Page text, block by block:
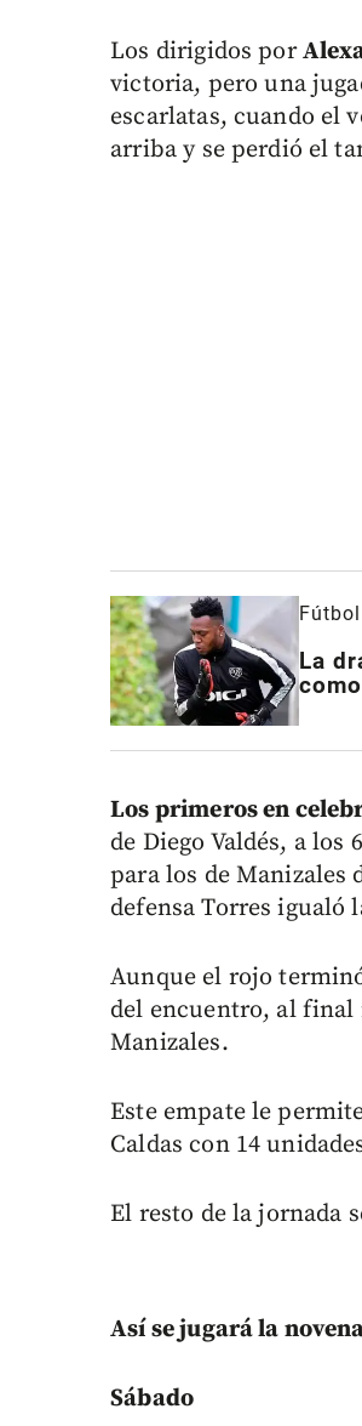
Los dirigidos por
victoria, pero una
escarlatas, cuando el
arriba y se perdió el
Fútbol
La
Los primeros en
de Diego Valdés, a
para los de Manizales
defensa Torres igualó
Aunque el rojo
del encuentro, al final
Manizales.
Este empate le
Caldas con 14
El resto de la jornada
Así se jugará la
Sábado